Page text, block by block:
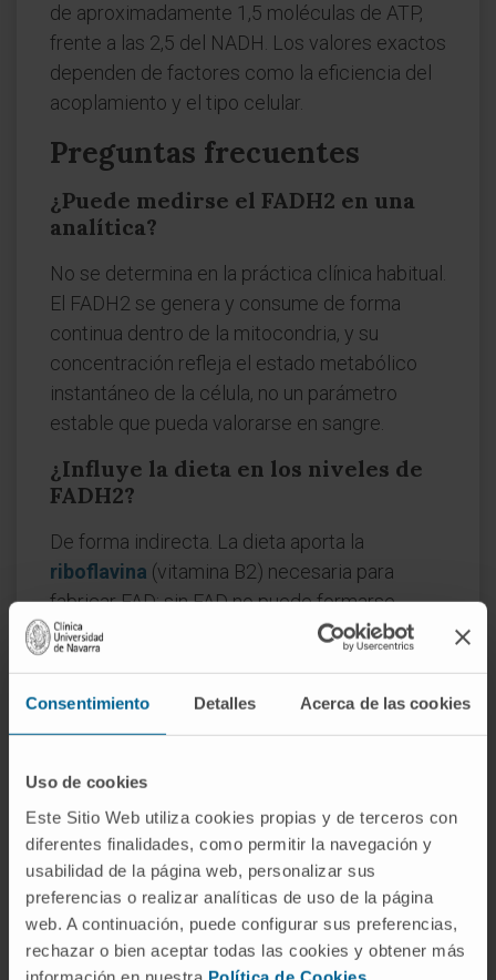
Consentimiento Detalles Acerca de las cookies
Uso de cookies
Este Sitio Web utiliza cookies propias y de terceros con
diferentes finalidades, como permitir la navegación y
usabilidad de la página web, personalizar sus
preferencias o realizar analíticas de uso de la página
web. A continuación, puede configurar sus preferencias,
rechazar o bien aceptar todas las cookies y obtener más
de aproximadamente 1,5 moléculas de ATP,
frente a las 2,5 del NADH. Los valores exactos
dependen de factores como la eficiencia del
acoplamiento y el tipo celular.
Preguntas frecuentes
¿Puede medirse el FADH2 en una
analítica?
No se determina en la práctica clínica habitual.
El FADH2 se genera y consume de forma
continua dentro de la mitocondria, y su
concentración refleja el estado metabólico
instantáneo de la célula, no un parámetro
estable que pueda valorarse en sangre.
¿Influye la dieta en los niveles de
FADH2?
De forma indirecta. La dieta aporta la
riboflavina (vitamina B2) necesaria para
fabricar FAD; sin FAD no puede formarse
FADH2. Pero la cantidad de FADH2 presente
depende de la actividad metabólica celular, no
ATP que el NADH?
Porque sus electrones entran en la cadena
respiratoria en el complejo II, que no bombea
protones al espacio intermembranoso. Los
electrones del NADH, en cambio, recorren un
tramo adicional (el complejo I, que sí bombea